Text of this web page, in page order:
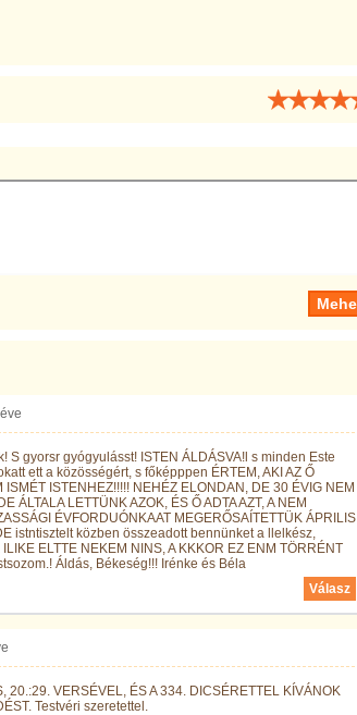
S gyorsr gyógyulásst! ISTEN ÁLDÁSVA!l s minden Este
ett a közösségért, s főképppen ÉRTEM, AKI AZ Ő
ISMÉT ISTENHEZ!!!!! NEHÉZ ELONDAN, DE 30 ÉVIG NEM
ÁLTALA LETTÜNK AZOK, ÉS Ő ADTA AZT, A NEM
ÉVFORDUÓNKAAT MEGERŐSAÍTETTÜK ÁPRILIS
istntisztelt közben összeadott bennünket a llelkész,
ELTTE NEKEM NINS, A KKKOR EZ ENM TÖRRÉNT
Áldás, Békeség!!! Irénke és Béla
Válasz
20.:29. VERSÉVEL, ÉS A 334. DICSÉRETTEL KÍVÁNOK
Testvéri szeretettel.